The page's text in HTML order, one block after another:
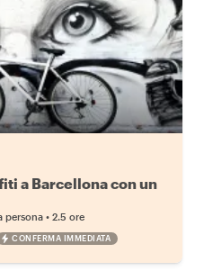
a Barcellona con un
persona • 2.5 ore
CONFERMA IMMEDIATA